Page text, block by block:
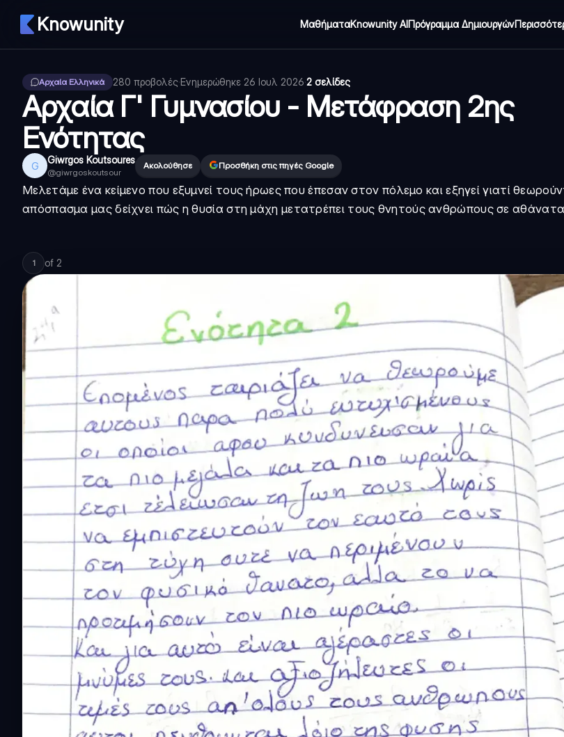
Knowunity ΜαθήματαKnowunity AIΠρόγραμμα Δημιουργών
Αρχαία Ελληνικά 280 προβολές·Ενημερώθηκε 26 Ιουλ 2026·2 σελίδες
Αρχαία Γ' Γυμνασίου - Μετάφραση 2ης
Ενότητας
G Giwrgos Koutsoures
@giwrgoskoutsour
Ακολούθησε Προσθήκη στις πηγές Google
Μελετάμε ένα κείμενο που εξυμνεί τους ήρωες που έπεσαν στον πόλεμο και εξηγεί γιατί
απόσπασμα μας δείχνει πώς ηθυσίαστη μάχη μετατρέπει τους θνητούς ανθρώπους σε
1 of 2